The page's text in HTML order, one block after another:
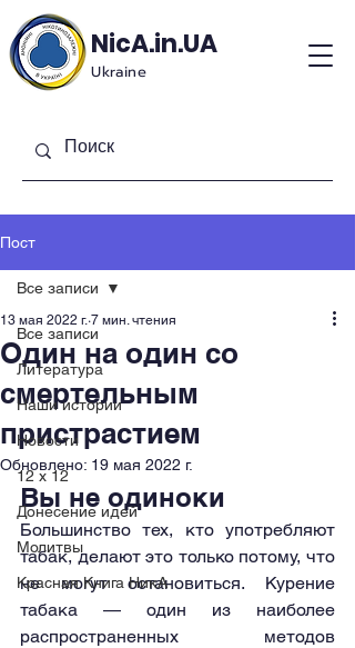
NicA.in.UA
Ukraine
Пост
Все записи
Литература
Наши истории
Новости
12 x 12
Донесение идей
Молитвы
Красная Книга НикА
Все записи
Один на один со
смертельным
пристрастием
13 мая 2022 г. 7 мин. чтения
Обновлено: 19 мая 2022 г.
Вы не одиноки
Большинство тех, кто употребляют
табак, делают это только потому, что
не могут остановиться. Курение
табака — один из наиболее
распространенных методов